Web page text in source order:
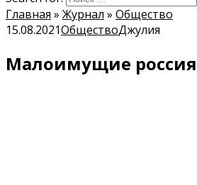
Главная » Журнал » Общество
15.08.2021ОбществоДжулия
Малоимущие